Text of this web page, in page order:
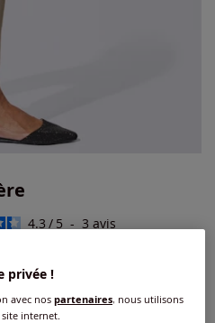
4.3 / 5 - 3 avis
privée !
avec nospartenaires, nous utilisons
internet.